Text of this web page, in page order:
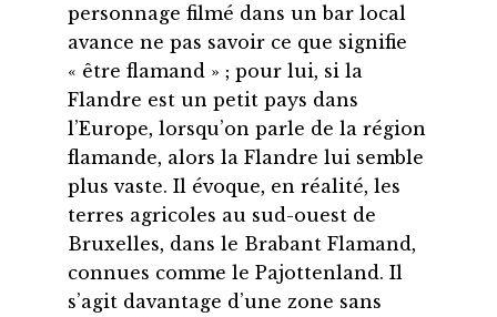
personnage filmé dans un bar local
avance ne pas savoir ce que signifie
« être flamand » ; pour lui, si la
Flandre est un petit pays dans
l’Europe, lorsqu’on parle de la région
flamande, alors la Flandre lui semble
plus vaste. Il évoque, en réalité, les
terres agricoles au sud-ouest de
Bruxelles, dans le Brabant Flamand,
connues comme le Pajottenland. Il
s’agit davantage d’une zone sans